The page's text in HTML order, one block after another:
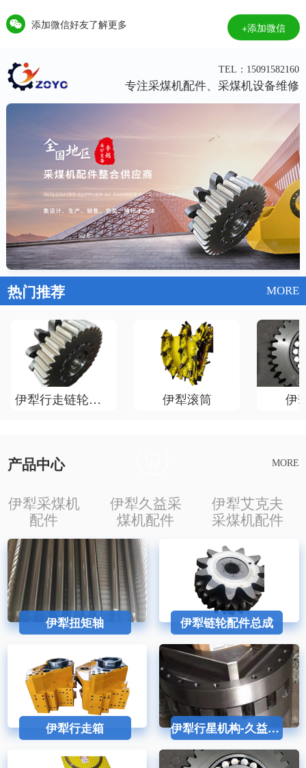
添加微信好友了解更多 +添加微信
TEL：15091582160
专注采煤机配件、采煤机设备维修
热门推荐 MORE
伊犁行走链轮总成 伊犁滚筒 伊
产品中心 MORE
伊犁采煤机
配件
伊犁久益采
煤机配件
伊犁艾克夫
采煤机配件
伊犁扭矩轴 伊犁链轮配件总成
伊犁行走箱 伊犁行星机构-久益采煤机配件